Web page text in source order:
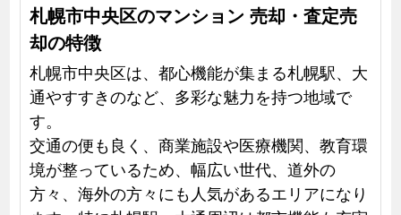
札幌市中央区のマンション 売却・査定売
却の特徴
札幌市中央区は、都心機能が集まる札幌駅、大
通やすすきのなど、多彩な魅力を持つ地域で
す。
交通の便も良く、商業施設や医療機関、教育環
境が整っているため、幅広い世代、道外の
方々、海外の方々にも人気があるエリアになり